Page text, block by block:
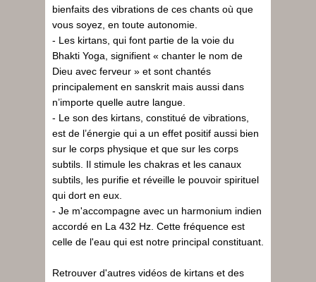
bienfaits des vibrations de ces chants où que
vous soyez, en toute autonomie.
- Les kirtans, qui font partie de la voie du
Bhakti Yoga, signifient « chanter le nom de
Dieu avec ferveur » et sont chantés
principalement en sanskrit mais aussi dans
n’importe quelle autre langue.
- Le son des kirtans, constitué de vibrations,
est de l’énergie qui a un effet positif aussi bien
sur le corps physique et que sur les corps
subtils. Il stimule les chakras et les canaux
subtils, les purifie et réveille le pouvoir spirituel
qui dort en eux.
- Je m'accompagne avec un harmonium indien
accordé en La 432 Hz. Cette fréquence est
celle de l'eau qui est notre principal constituant.
Retrouver d'autres vidéos de kirtans et des